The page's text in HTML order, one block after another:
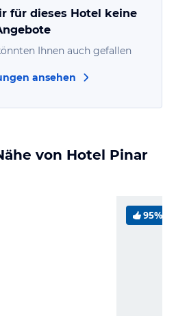
für dieses Hotel keine
Ihnen auch gefallen
ansehen
von Hotel Pinar
95%